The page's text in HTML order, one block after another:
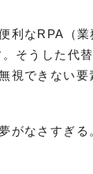
利なRPA（
そうした代
視できない要
がなさすぎる